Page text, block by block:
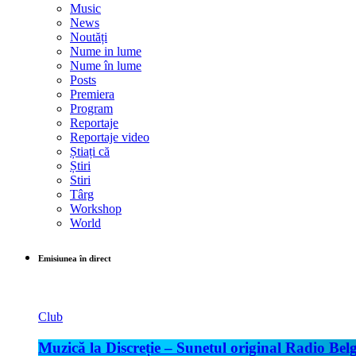
Music
News
Noutăți
Nume in lume
Nume în lume
Posts
Premiera
Program
Reportaje
Reportaje video
Știați că
Știri
Stiri
Târg
Workshop
World
Emisiunea în direct
Club
Muzică la Discreție – Sunetul original Radio